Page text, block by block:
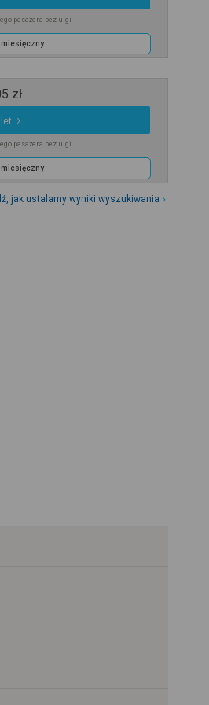
pasażera bez ulgi
miesięczny
zł
pasażera bez ulgi
miesięczny
jak ustalamy wyniki wyszukiwania